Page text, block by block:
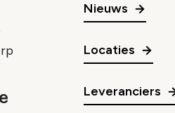
Nieuws
Locaties
Leveranciers